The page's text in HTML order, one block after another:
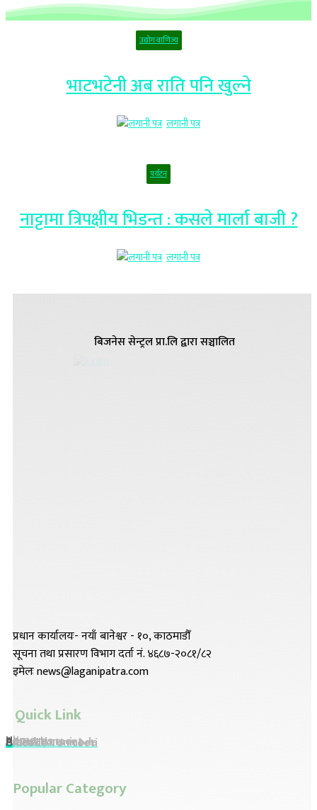
उद्योग वाणिज्य
भाटभटेनी अब राति पनि खुल्ने
लगानी पत्र
पर्यटन
नाट्टामा त्रिपक्षीय भिडन्त : कसले मार्ला बाजी ?
लगानी पत्र
बिजनेस सेन्ट्रल प्रा.लि द्वारा सञ्चालित
प्रधान कार्यालयः- नयाँ बानेश्वर - १०, काठमाडौँ
सूचना तथा प्रसारण विभाग दर्ता नं. ४६८७-२०८१/८२
इमेलः news@laganipatra.com
Quick Link
Home
About Us
Advertisement
Preeti To Unicode
Unicode To Preeti
Popular Category